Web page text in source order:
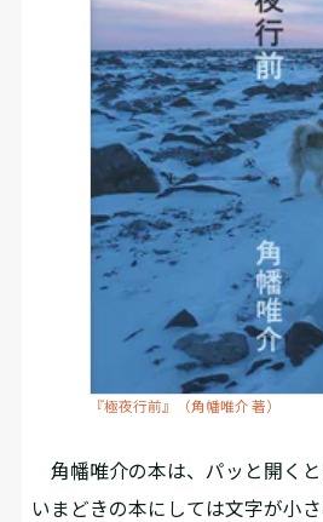
『極夜行前』（角幡唯介 著）
角幡唯介の本は、パッと開くと
いまどきの本にしては文字が小